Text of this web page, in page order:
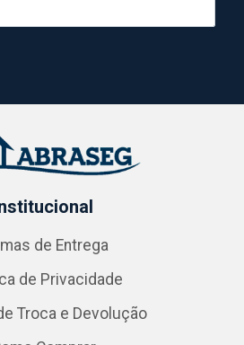
de Entrega
de Privacidade
Troca e Devolução